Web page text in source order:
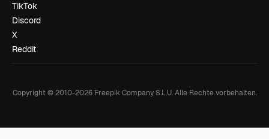
TikTok
Discord
X
Reddit
Copyright © 2010-2026Freepik Company S.L.U. Alle Rechte vorbehalten.